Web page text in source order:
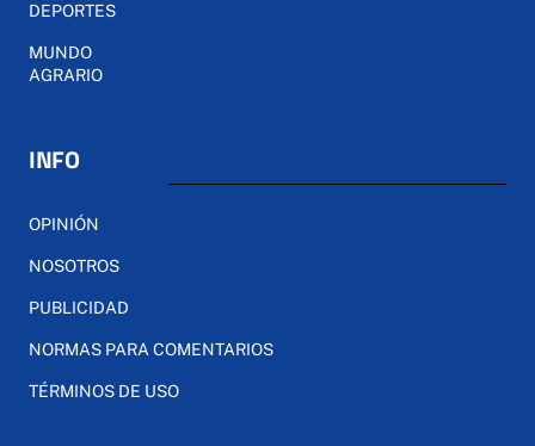
DEPORTES
MUNDO
AGRARIO
INFO
OPINIÓN
NOSOTROS
PUBLICIDAD
NORMAS PARA COMENTARIOS
TÉRMINOS DE USO